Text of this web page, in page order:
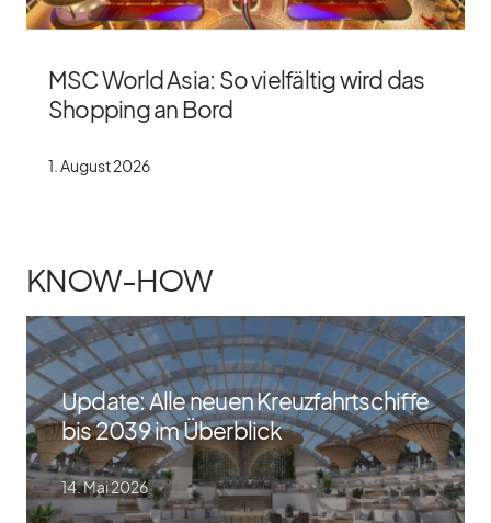
MSC World Asia: So vielfältig wird das
Shopping an Bord
1. Au­gust 2026
KNOW-HOW
Update: Alle neuen Kreuzfahrtschiffe
bis 2039 im Überblick
14. Mai 2026